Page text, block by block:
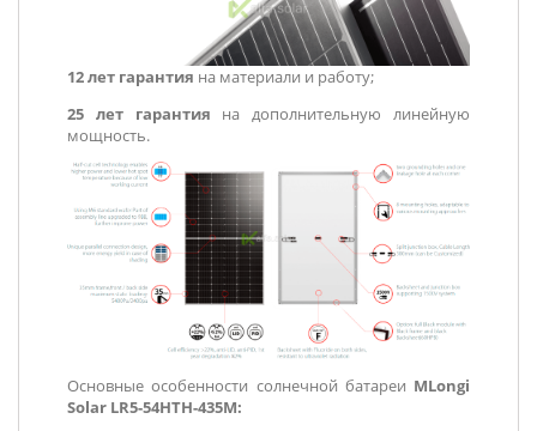
12 лет гарантия на материали и работу;
25 лет гарантия на дополнительную линейную
мощность.
Основные особенности солнечной батареи MLongi
Solar LR5-54HTH-435M: